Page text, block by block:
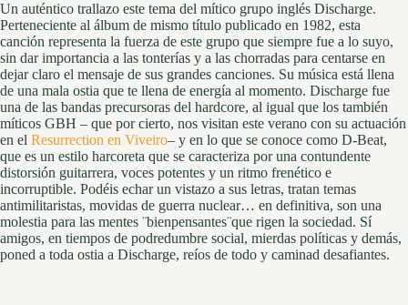
Un auténtico trallazo este tema del mítico grupo inglés Discharge.
Perteneciente al álbum de mismo título publicado en 1982, esta
canción representa la fuerza de este grupo que siempre fue a lo suyo,
sin dar importancia a las tonterías y a las chorradas para centarse en
dejar claro el mensaje de sus grandes canciones. Su música está llena
de una mala ostia que te llena de energía al momento. Discharge fue
una de las bandas precursoras del hardcore, al igual que los también
míticos GBH – que por cierto, nos visitan este verano con su actuación
en el Resurrection en Viveiro– y en lo que se conoce como D-Beat,
que es un estilo harcoreta que se caracteriza por una contundente
distorsión guitarrera, voces potentes y un ritmo frenético e
incorruptible. Podéis echar un vistazo a sus letras, tratan temas
antimilitaristas, movidas de guerra nuclear… en definitiva, son una
molestia para las mentes ¨bienpensantes¨que rigen la sociedad. Sí
amigos, en tiempos de podredumbre social, mierdas políticas y demás,
poned a toda ostia a Discharge, reíos de todo y caminad desafiantes.